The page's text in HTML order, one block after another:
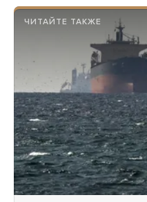
ЧИТАЙТЕ ТАКЖЕ